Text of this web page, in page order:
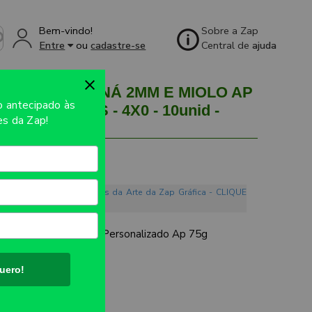
Bem-vindo!
Entre
oucadastre-se
Sobre a Zap
Central deajuda
PARANÁ 2MM E MIOLO AP
100 FOLHAS - 4X0 - 10unid -
os Mandamentos da Arte da Zap Gráfica - CLIQUE
Parana 2mm - Miolo Personalizado Ap 75g
200x275mm
antecipado às
da Zap!